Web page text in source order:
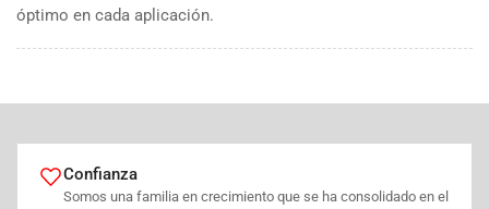
óptimo en cada aplicación.
Confianza
Somos una familia en crecimiento que se ha consolidado en el